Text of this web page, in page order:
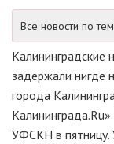
Все новости по
Калининградские
задержали нигде
города
УФСКН в пятницу.